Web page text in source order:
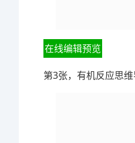
在线编辑预览
第3张，有机反应思